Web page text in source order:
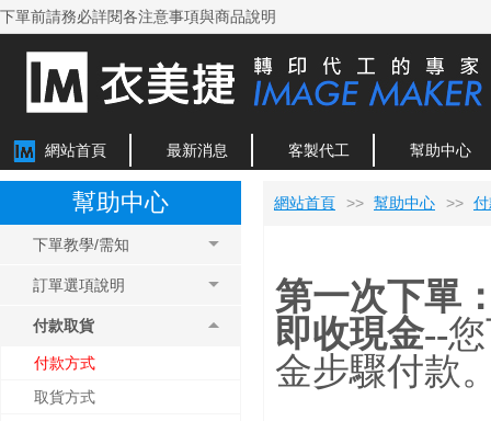
下單前請務必詳閱各注意事項與商品說明
網站首頁 最新消息 客製代工 幫助中心
幫助中心
下單教學/需知
訂單選項說明
付款取貨
付款方式
取貨方式
網站首頁 >> 幫助中心 >>
第一次下單
即收現金--
金步驟付款